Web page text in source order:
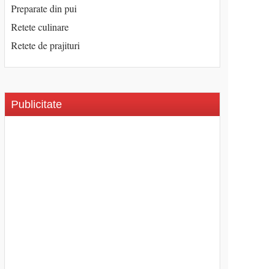
Preparate din pui
Retete culinare
Retete de prajituri
Publicitate